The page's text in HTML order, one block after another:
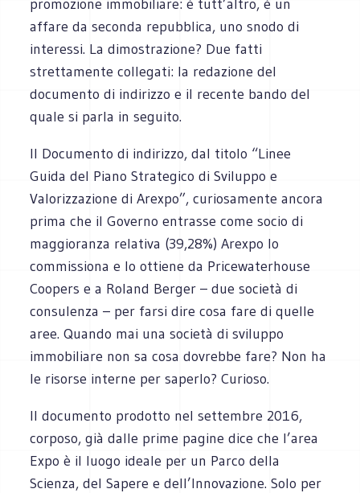
promozione immobiliare: è tutt’altro, è un
affare da seconda repubblica, uno snodo di
interessi. La dimostrazione? Due fatti
strettamente collegati: la redazione del
documento di indirizzo e il recente bando del
quale si parla in seguito.
Il Documento di indirizzo, dal titolo “Linee
Guida del Piano Strategico di Sviluppo e
Valorizzazione di Arexpo”, curiosamente ancora
prima che il Governo entrasse come socio di
maggioranza relativa (39,28%) Arexpo lo
commissiona e lo ottiene da Pricewaterhouse
Coopers e a Roland Berger – due società di
consulenza – per farsi dire cosa fare di quelle
aree. Quando mai una società di sviluppo
immobiliare non sa cosa dovrebbe fare? Non ha
le risorse interne per saperlo? Curioso.
Il documento prodotto nel settembre 2016,
corposo, già dalle prime pagine dice che l’area
Expo è il luogo ideale per un Parco della
Scienza, del Sapere e dell’Innovazione. Solo per